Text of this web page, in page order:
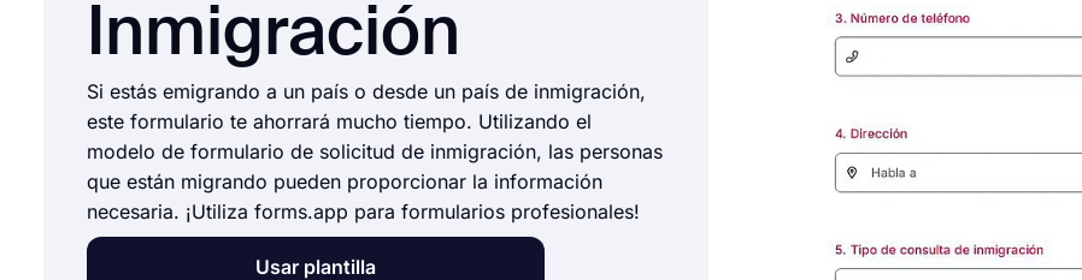
Inmigración
Si estás emigrando a un país o desde un país de inmigración,
este formulario te ahorrará mucho tiempo. Utilizando el
modelo de formulario de solicitud de inmigración, las personas
que están migrando pueden proporcionar la información
necesaria. ¡Utiliza forms.app para formularios profesionales!
Usar plantilla